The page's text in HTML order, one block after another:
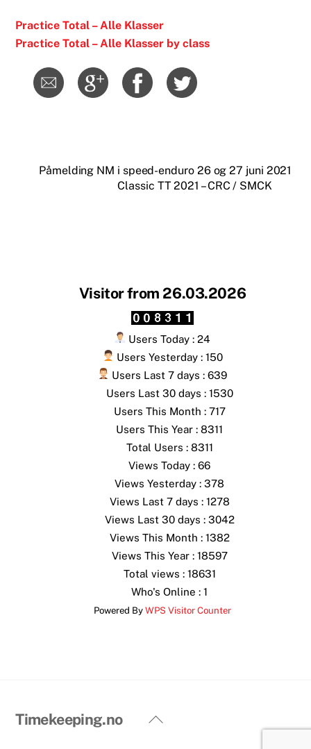
Practice Total – Alle Klasser
Practice Total – Alle Klasser by class
Påmelding NM i speed-enduro 26 og 27 juni 2021
Classic TT 2021 – CRC / SMCK
Visitor from 26.03.2026
Users Today : 24
Users Yesterday : 150
Users Last 7 days : 639
Users Last 30 days : 1530
Users This Month : 717
Users This Year : 8311
Total Users : 8311
Views Today : 66
Views Yesterday : 378
Views Last 7 days : 1278
Views Last 30 days : 3042
Views This Month : 1382
Views This Year : 18597
Total views : 18631
Who's Online : 1
Powered ByWPS Visitor Counter
Back
Timekeeping.no